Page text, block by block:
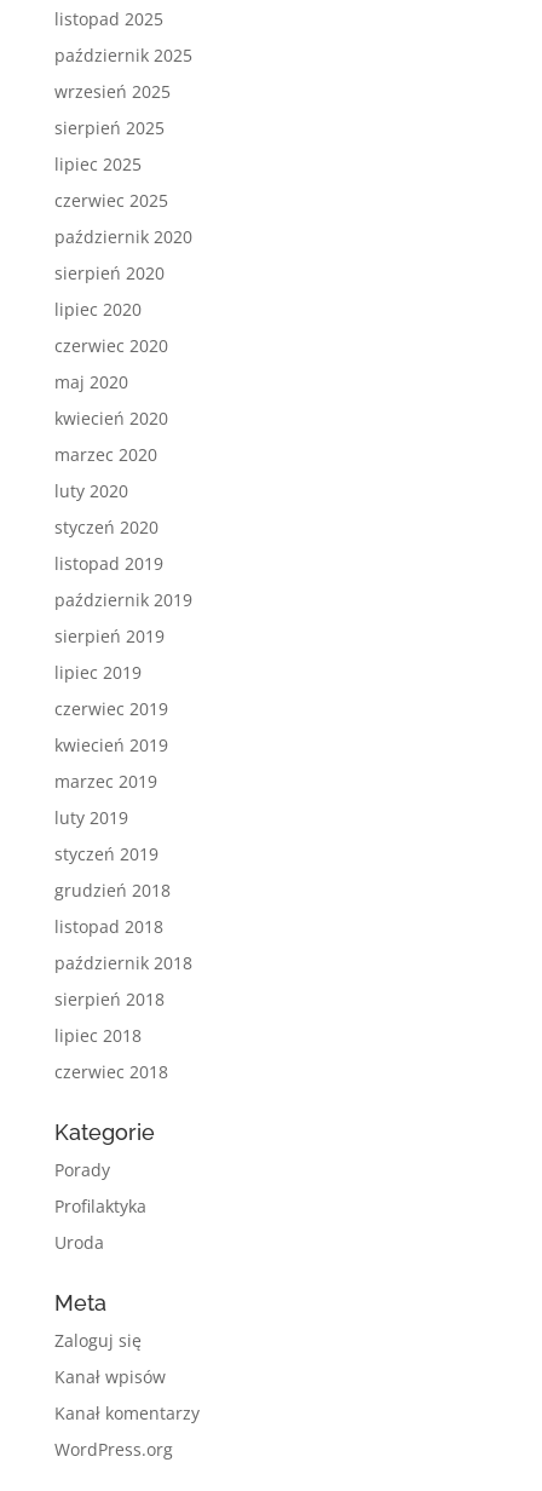
listopad 2025
październik 2025
wrzesień 2025
sierpień 2025
lipiec 2025
czerwiec 2025
październik 2020
sierpień 2020
lipiec 2020
czerwiec 2020
maj 2020
kwiecień 2020
marzec 2020
luty 2020
styczeń 2020
listopad 2019
październik 2019
sierpień 2019
lipiec 2019
czerwiec 2019
kwiecień 2019
marzec 2019
luty 2019
styczeń 2019
grudzień 2018
listopad 2018
październik 2018
sierpień 2018
lipiec 2018
czerwiec 2018
Kategorie
Porady
Profilaktyka
Uroda
Meta
Zaloguj się
Kanał wpisów
Kanał komentarzy
WordPress.org